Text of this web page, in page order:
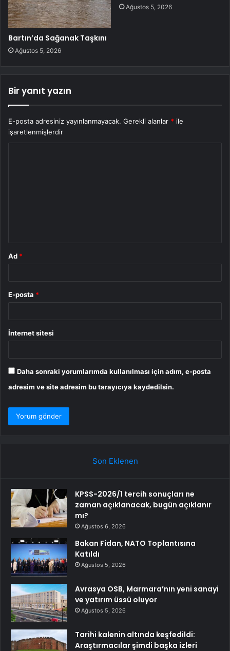
Bartın’da Sağanak Taşkını
Ağustos 5, 2026
Ağustos 5, 2026
Bir yanıt yazın
E-posta adresiniz yayınlanmayacak. Gerekli alanlar * ile
işaretlenmişlerdir
Ad *
E-posta *
İnternet sitesi
Daha sonraki yorumlarımda kullanılması için adım, e-posta
adresim ve site adresim bu tarayıcıya kaydedilsin.
Son Eklenen
KPSS-2026/1 tercih sonuçları ne
zaman açıklanacak, bugün açıklanır
mı?
Ağustos 6, 2026
Bakan Fidan, NATO Toplantısına
Katıldı
Ağustos 5, 2026
Avrasya OSB, Marmara’nın yeni sanayi
ve yatırım üssü oluyor
Ağustos 5, 2026
Tarihi kalenin altında keşfedildi:
Araştırmacılar şimdi başka izleri